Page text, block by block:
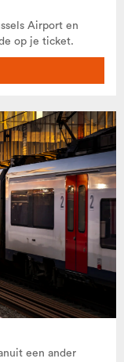
Airport en
op je ticket.
een ander